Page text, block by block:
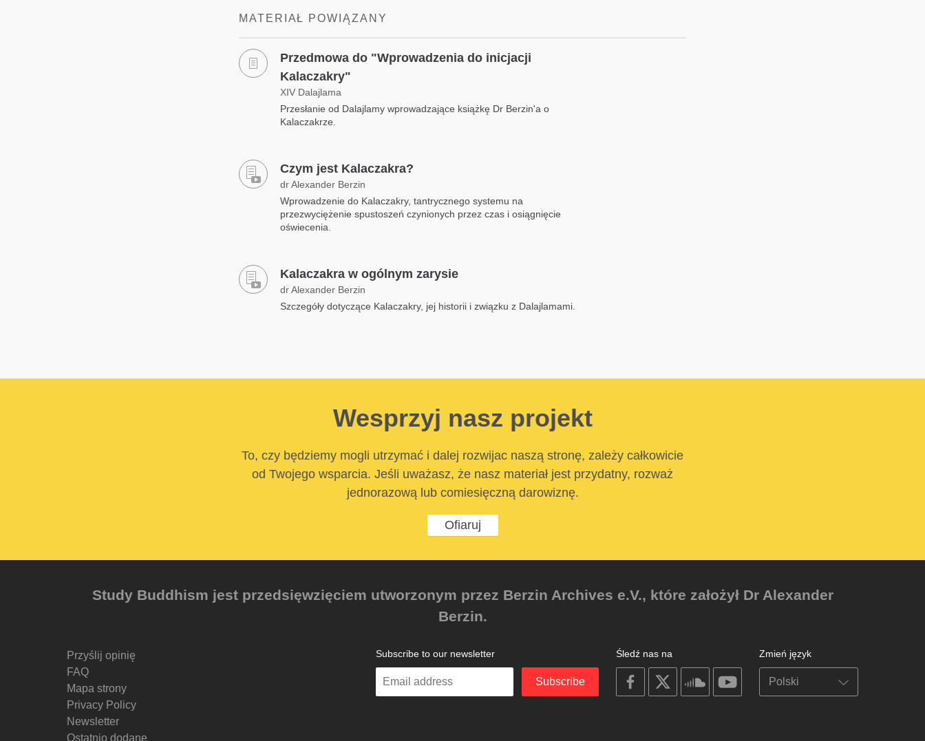
MATERIAŁ POWIĄZANY
Przedmowa do "Wprowadzenia do inicjacji
Kalaczakry"
XIV Dalajlama
Przesłanie od Dalajlamy wprowadzające książkę Dr Berzin'a o
Kalaczakrze.
Czym jest Kalaczakra?
dr Alexander Berzin
Wprowadzenie do Kalaczakry, tantrycznego systemu na
przezwyciężenie spustoszeń czynionych przez czas i osiągnięcie
oświecenia.
Kalaczakra w ogólnym zarysie
dr Alexander Berzin
Szczegóły dotyczące Kalaczakry, jej historii i związku z Dalajlamami.
Wesprzyj nasz projekt
To, czy będziemy mogli utrzymać i dalej rozwijac naszą stronę, zależy całkowicie
od Twojego wsparcia. Jeśli uważasz, że nasz materiał jest przydatny, rozważ
jednorazową lub comiesięczną darowiznę.
Ofiaruj
Study Buddhism jest przedsięwzięciem utworzonym przez Berzin Archives e.V., które założył Dr Alexander
Berzin.
Przyślij opinię
FAQ
Mapa strony
Privacy Policy
Newsletter
Ostatnio dodane
Zmień język
Śledź nas na
on
facebook
soundcloudyoutube
Subscribe to our newsletter
Enter
Subscribe